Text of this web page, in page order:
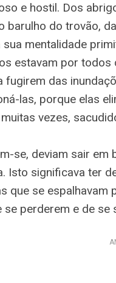
e hostil. Dos
barulho do trovão,
sua mentalidade
estavam por todos
fugirem das
las, porque elas
vezes,
se, deviam sair em
Isto significava ter
que se espalhavam
se perderem e de